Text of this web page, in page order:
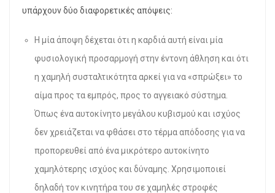
υπάρχουν δύο διαφορετικές απόψεις:
H μία άποψη δέχεται ότι η καρδιά αυτή είναι μία
φυσιολογική προσαρμογή στην έντονη άθληση και ότι
η χαμηλή συσταλτικότητα αρκεί για να «σπρώξει» το
αίμα προς τα εμπρός, προς το αγγειακό σύστημα.
Όπως ένα αυτοκίνητο μεγάλου κυβισμού και ισχύος
δεν χρειάζεται να φθάσει στο τέρμα απόδοσης για να
προπορευθεί από ένα μικρότερο αυτοκίνητο
χαμηλότερης ισχύος και δύναμης. Χρησιμοποιεί
δηλαδή τον κινητήρα του σε χαμηλές στροφές